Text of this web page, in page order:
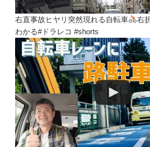
右直事故ヒヤリ突然現れる自転車
右
わかる#ドラレコ #shorts